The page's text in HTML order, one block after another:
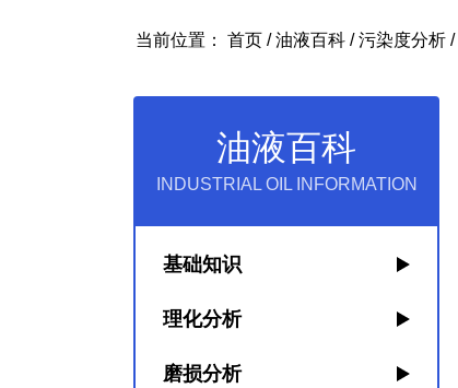
当前位置： 首页 / 油液百科 / 污染度分析 /
油液百科
INDUSTRIAL OIL INFORMATION
基础知识
理化分析
磨损分析